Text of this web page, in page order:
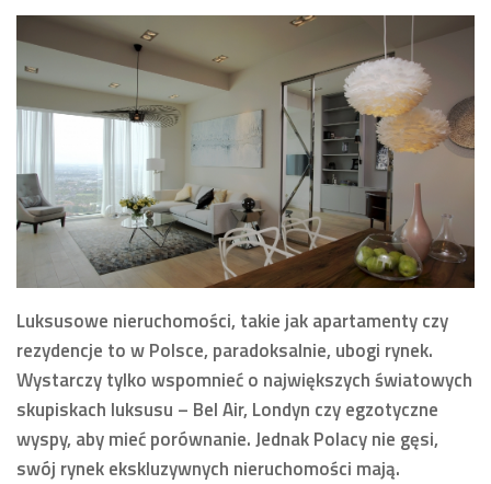
Luksusowe nieruchomości, takie jak apartamenty czy
rezydencje to w Polsce, paradoksalnie, ubogi rynek.
Wystarczy tylko wspomnieć o największych światowych
skupiskach luksusu – Bel Air, Londyn czy egzotyczne
wyspy, aby mieć porównanie. Jednak Polacy nie gęsi,
swój rynek ekskluzywnych nieruchomości mają.